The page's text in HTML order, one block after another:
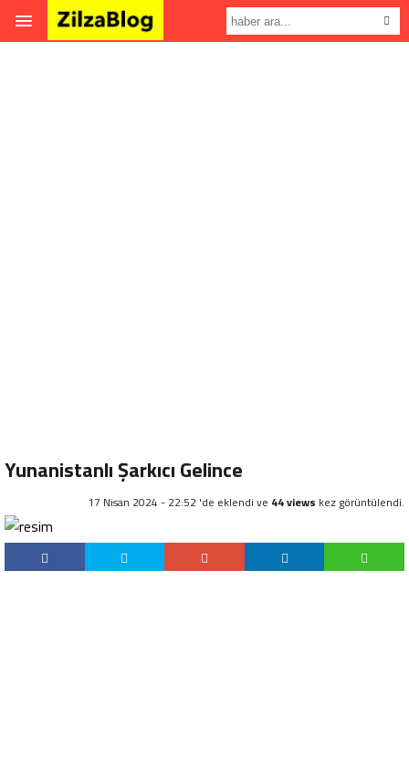
Yunanistanlı Şarkıcı Gelince
17 Nisan 2024 - 22:52 'de eklendi ve 44 views kez görüntülendi.